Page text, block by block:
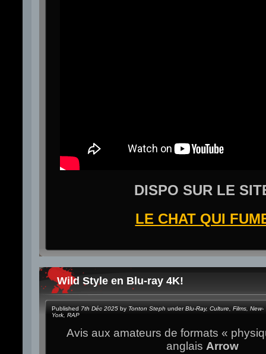
DISPO SUR LE
LE CHAT QUI
Wild Style en Blu-ray 4K!
Published 7th Déc 2025 by Tonton Steph underBlu-Ray, Culture Films New-
York RAP
Avis aux amateurs de formats «
anglais Arrow